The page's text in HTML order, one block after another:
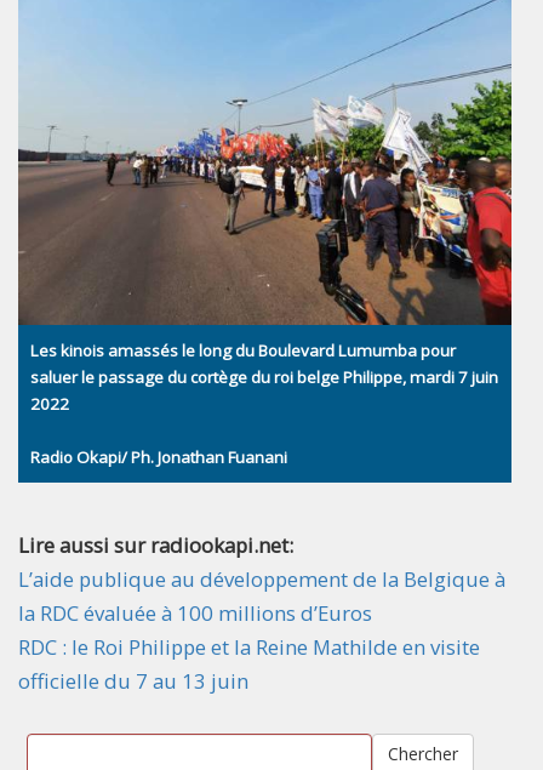
Les kinois amassés le long du Boulevard Lumumba pour
saluer le passage du cortège du roi belge Philippe, mardi 7 juin
2022
Radio Okapi/ Ph. Jonathan Fuanani
Lire aussi sur radiookapi.net:
L’aide publique au développement de la Belgique à
la RDC évaluée à 100 millions d’Euros
RDC : le Roi Philippe et la Reine Mathilde en visite
officielle du 7 au 13 juin
Chercher